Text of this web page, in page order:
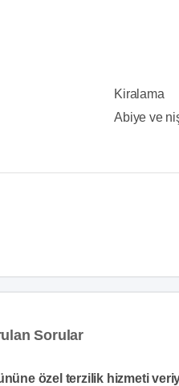
Kiralama
Abiye ve
Sorular
özel terzilik hizmeti